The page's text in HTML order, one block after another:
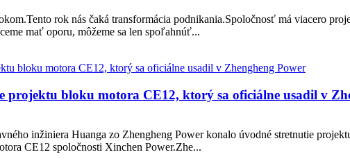
rok nás čaká transformácia podnikania.Spoločnosť má viacero
mať oporu, môžeme sa len spoľahnúť...
projektu bloku motora CE12, ktorý sa oficiálne usadil v
inžiniera Huanga zo Zhengheng Power konalo úvodné stretnutie
CE12 spoločnosti Xinchen Power.Zhe...